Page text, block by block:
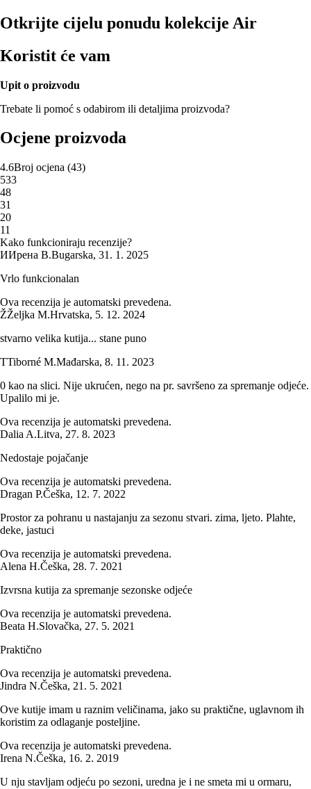
Otkrijte cijelu ponudu kolekcije Air
Koristit će vam
Upit o proizvodu
Trebate li pomoć s odabirom ili detaljima proizvoda?
Ocjene proizvoda
4.6Broj ocjena (43)
533
48
31
20
11
Kako funkcioniraju recenzije?
ИИрена В.Bugarska, 31. 1. 2025
Vrlo funkcionalan
Ova recenzija je automatski prevedena.
ŽŽeljka M.Hrvatska, 5. 12. 2024
stvarno velika kutija... stane puno
TTiborné M.Mađarska, 8. 11. 2023
0 kao na slici. Nije ukrućen, nego na pr. savršeno za spremanje odjeće.
Upalilo mi je.
Ova recenzija je automatski prevedena.
Dalia A.Litva, 27. 8. 2023
Nedostaje pojačanje
Ova recenzija je automatski prevedena.
Dragan P.Češka, 12. 7. 2022
Prostor za pohranu u nastajanju za sezonu stvari. zima, ljeto. Plahte,
deke, jastuci
Ova recenzija je automatski prevedena.
Alena H.Češka, 28. 7. 2021
Izvrsna kutija za spremanje sezonske odjeće
Ova recenzija je automatski prevedena.
Beata H.Slovačka, 27. 5. 2021
Praktično
Ova recenzija je automatski prevedena.
Jindra N.Češka, 21. 5. 2021
Ove kutije imam u raznim veličinama, jako su praktične, uglavnom ih
koristim za odlaganje posteljine.
Ova recenzija je automatski prevedena.
Irena N.Češka, 16. 2. 2019
U nju stavljam odjeću po sezoni, uredna je i ne smeta mi u ormaru,